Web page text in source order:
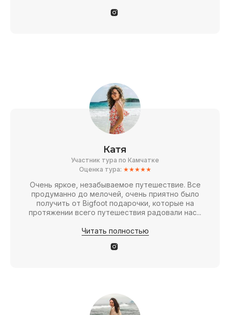
Катя
Участник тура по Камчатке
Оценка тура: ★★★★★
Очень яркое, незабываемое путешествие. Все
продуманно до мелочей, очень приятно было
получить от Bigfoot подарочки, которые на
протяжении всего путешествия радовали нас...
Читать полностью